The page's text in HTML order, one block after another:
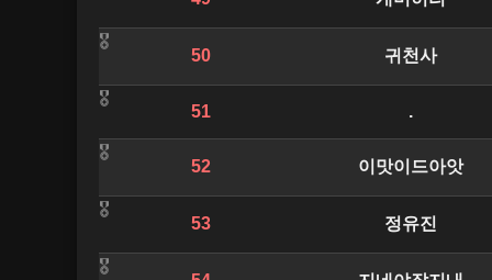
50 귀천사
51 .
52 이맛이드아앗
53 정유진